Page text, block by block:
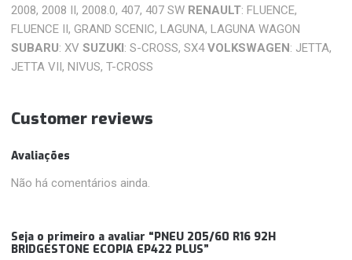
2008, 2008 II, 2008.0, 407, 407 SW RENAULT: FLUENCE,
FLUENCE II, GRAND SCENIC, LAGUNA, LAGUNA WAGON
SUBARU: XVSUZUKI: S-CROSS, SX4VOLKSWAGEN: JETTA,
JETTA VII, NIVUS, T-CROSS
Customer reviews
Avaliações
Não há comentários ainda.
Seja o primeiro a avaliar “PNEU 205/60 R16 92H
BRIDGESTONE ECOPIA EP422 PLUS”